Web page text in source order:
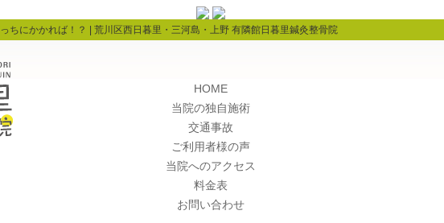
ちにかかれば！？ | 荒川区西日暮里・三河島・上野 有隣館日暮里鍼灸整骨院
HOME
当院の独自施術
交通事故
ご利用者様の声
当院へのアクセス
料金表
お問い合わせ